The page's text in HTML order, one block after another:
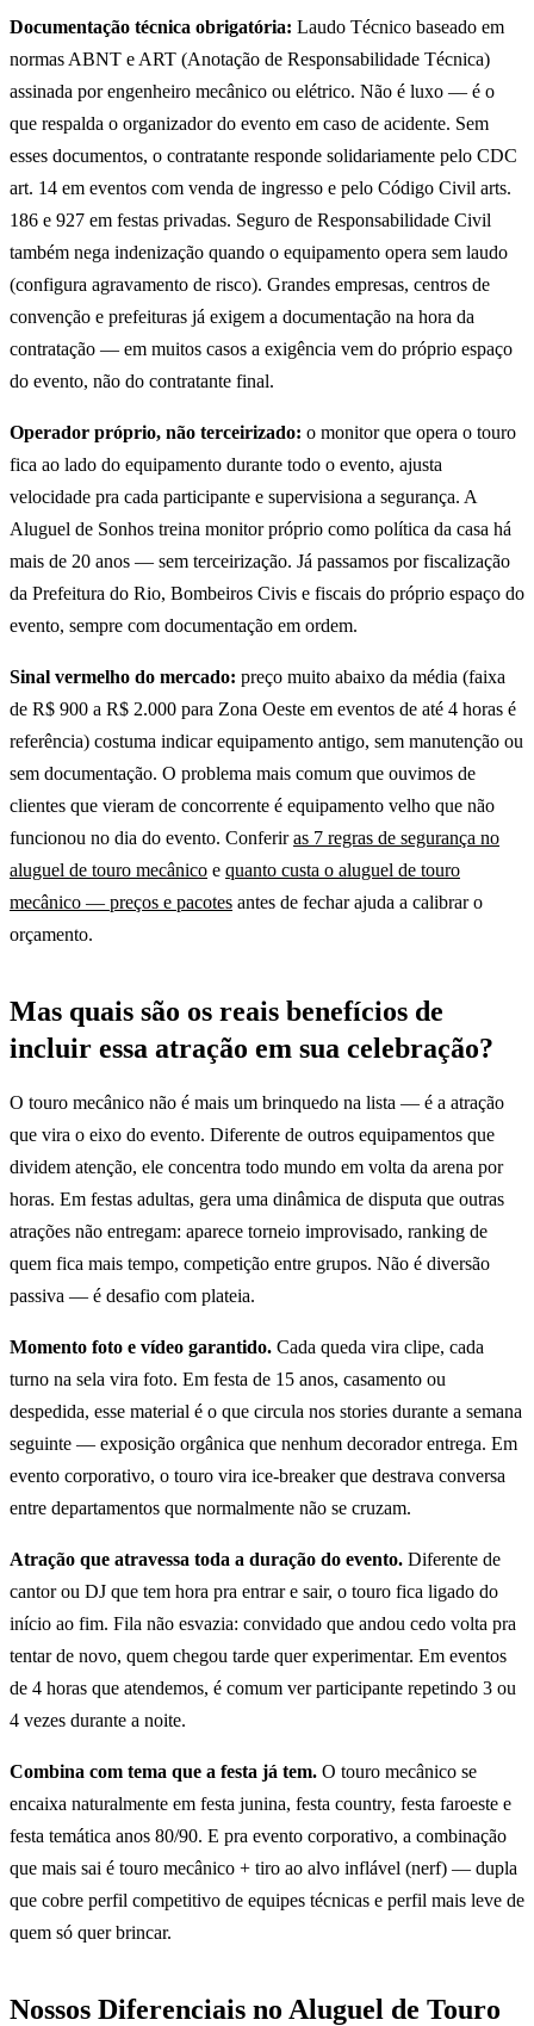
Documentação técnica obrigatória: Laudo Técnico baseado em
normas ABNT e ART (Anotação de Responsabilidade Técnica)
assinada por engenheiro mecânico ou elétrico. Não é luxo — é o
que respalda o organizador do evento em caso de acidente. Sem
esses documentos, o contratante responde solidariamente pelo CDC
art. 14 em eventos com venda de ingresso e pelo Código Civil arts.
186 e 927 em festas privadas. Seguro de Responsabilidade Civil
também nega indenização quando o equipamento opera sem laudo
(configura agravamento de risco). Grandes empresas, centros de
convenção e prefeituras já exigem a documentação na hora da
contratação — em muitos casos a exigência vem do próprio espaço
do evento, não do contratante final.
Operador próprio, não terceirizado: o monitor que opera o touro
fica ao lado do equipamento durante todo o evento, ajusta
velocidade pra cada participante e supervisiona a segurança. A
Aluguel de Sonhos treina monitor próprio como política da casa há
mais de 20 anos — sem terceirização. Já passamos por fiscalização
da Prefeitura do Rio, Bombeiros Civis e fiscais do próprio espaço do
evento, sempre com documentação em ordem.
Sinal vermelho do mercado: preço muito abaixo da média (faixa
de R$ 900 a R$ 2.000 para Zona Oeste em eventos de até 4 horas é
referência) costuma indicar equipamento antigo, sem manutenção ou
sem documentação. O problema mais comum que ouvimos de
clientes que vieram de concorrente é equipamento velho que não
funcionou no dia do evento. Conferiras 7 regras de segurança no
aluguel de touro mecânico e quanto custa o aluguel de touro
mecânico — preços e pacotes antes de fechar ajuda a calibrar o
orçamento.
Mas quais são os reais benefícios de
incluir essa atração em sua celebração?
O touro mecânico não é mais um brinquedo na lista — é a atração
que vira o eixo do evento. Diferente de outros equipamentos que
dividem atenção, ele concentra todo mundo em volta da arena por
horas. Em festas adultas, gera uma dinâmica de disputa que outras
atrações não entregam: aparece torneio improvisado, ranking de
quem fica mais tempo, competição entre grupos. Não é diversão
passiva — é desafio com plateia.
Momento foto e vídeo garantido. Cada queda vira clipe, cada
turno na sela vira foto. Em festa de 15 anos, casamento ou
despedida, esse material é o que circula nos stories durante a semana
seguinte — exposição orgânica que nenhum decorador entrega. Em
evento corporativo, o touro vira ice-breaker que destrava conversa
entre departamentos que normalmente não se cruzam.
Atração que atravessa toda a duração do evento. Diferente de
cantor ou DJ que tem hora pra entrar e sair, o touro fica ligado do
início ao fim. Fila não esvazia: convidado que andou cedo volta pra
tentar de novo, quem chegou tarde quer experimentar. Em eventos
de 4 horas que atendemos, é comum ver participante repetindo 3 ou
4 vezes durante a noite.
Combina com tema que a festa já tem. O touro mecânico se
encaixa naturalmente em festa junina, festa country, festa faroeste e
festa temática anos 80/90. E pra evento corporativo, a combinação
que mais sai é touro mecânico + tiro ao alvo inflável (nerf) — dupla
que cobre perfil competitivo de equipes técnicas e perfil mais leve de
quem só quer brincar.
Nossos Diferenciais no Aluguel de Touro